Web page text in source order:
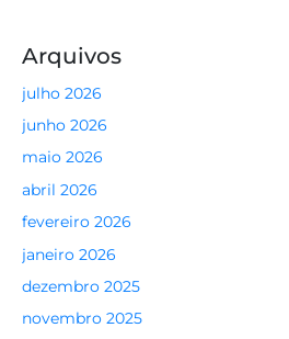
Arquivos
julho 2026
junho 2026
maio 2026
abril 2026
fevereiro 2026
janeiro 2026
dezembro 2025
novembro 2025